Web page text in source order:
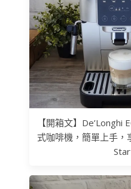
【開箱文】De’Longhi
式咖啡機，簡單上手，